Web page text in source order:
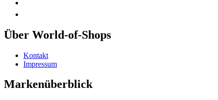
Über World-of-Shops
Kontakt
Impressum
Markenüberblick